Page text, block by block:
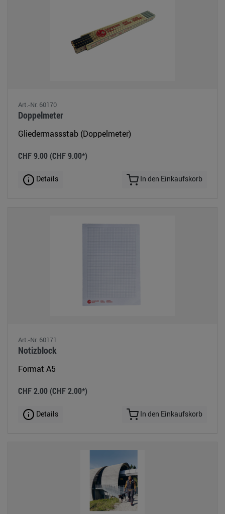
Art.-Nr. 60170
Doppelmeter
Gliedermassstab (Doppelmeter)
CHF 9.00 (CHF 9.00*)
Details In den Einkaufskorb
Art.-Nr. 60171
Notizblock
Format A5
CHF 2.00 (CHF 2.00*)
Details In den Einkaufskorb